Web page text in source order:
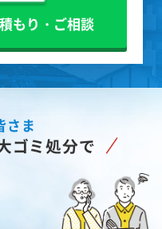
もり・ご相談
さま
ゴミ処分で